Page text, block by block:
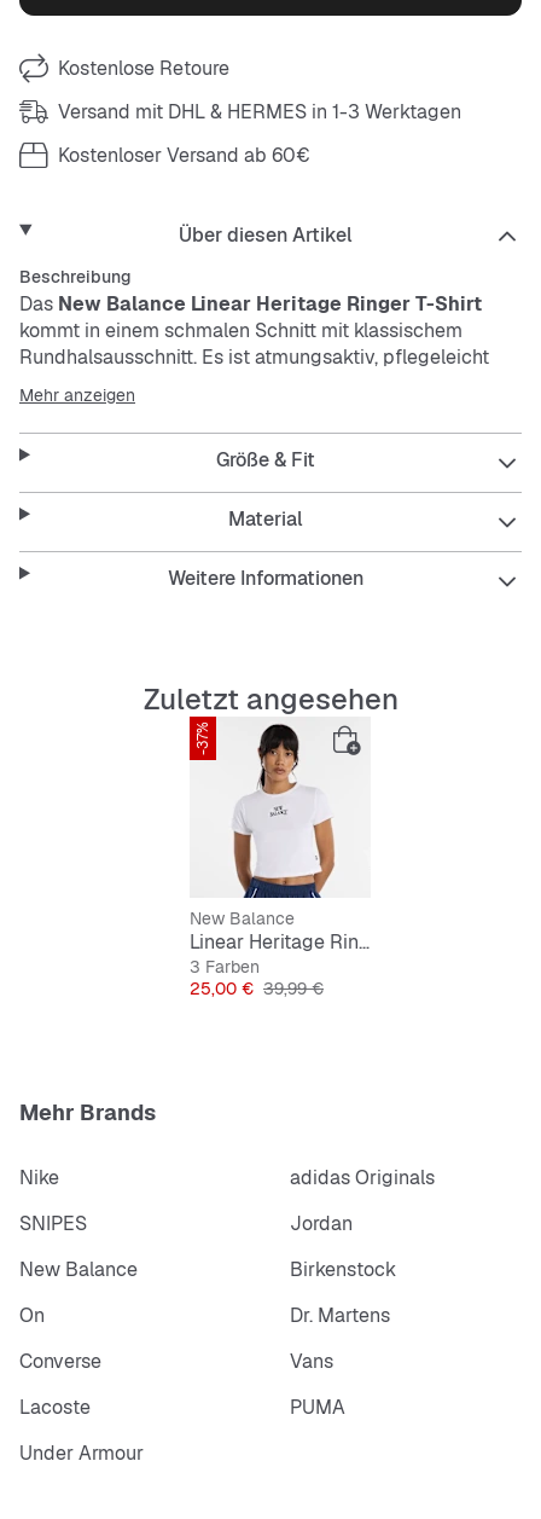
Kostenlose Retoure
Versand mit DHL & HERMES in 1-3 Werktagen
Kostenloser Versand ab 60€
Über diesen Artikel
Beschreibung
Das New Balance Linear Heritage Ringer T-Shirt
kommt in einem schmalen Schnitt mit klassischem
Rundhalsausschnitt. Es ist atmungsaktiv, pflegeleicht
und strapazierfähig – perfekt für deinen Alltag. Das
weiße Shirt bringt mit dem dezenten Logo auf der Brust
einen cleanen Look.
Features:
Atmungsaktiv für angenehmes Tragegefühl
Pflegeleicht und strapazierfähig
Weiße Farbe mit Logo-Print
Mehr anzeigen
Größe & Fit
Material
Weitere Informationen
Zuletzt angesehen
-37%
New Balance
Linear Heritage Ringer T-Shirt
3 Farben
Preis
25,00 € Originalpreis
39,99 €
Mehr Brands
Nike
adidas Originals
SNIPES
Jordan
New Balance
Birkenstock
On
Dr. Martens
Converse
Vans
Lacoste
PUMA
Under Armour